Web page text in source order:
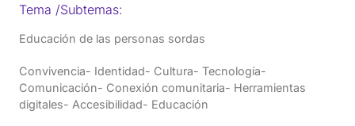
Tema /Subtemas:
Educación de las personas sordas
Convivencia- Identidad- Cultura- Tecnología-
Comunicación- Conexión comunitaria- Herramientas
digitales- Accesibilidad- Educación